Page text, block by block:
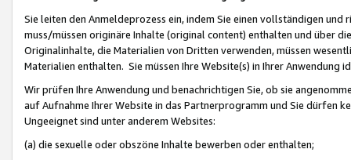
Sie leiten den Anmeldeprozess ein, indem Sie einen vollständigen
muss/müssen originäre Inhalte (original content) enthalten und über
Originalinhalte, die Materialien von Dritten verwenden, müssen
Materialien enthalten. Sie müssen Ihre Website(s) in Ihrer Anwendung
Wir prüfen Ihre Anwendung und benachrichtigen Sie, ob sie
auf Aufnahme Ihrer Website in das Partnerprogramm und Sie dürfen
Ungeeignet sind unter anderem Websites:
(a) die sexuelle oder obszöne Inhalte bewerben oder enthalten;